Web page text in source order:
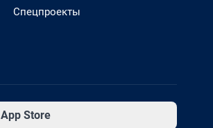
Спецпроекты
App Store